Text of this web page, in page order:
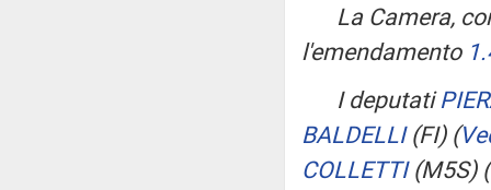
La Camera,
l'emendamento
I deputati
BALDELLI(FI) (
COLLETTI(M5S) (